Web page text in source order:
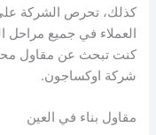
كذلك، تحرص الشركة
العملاء في جميع مراحل
كنت تبحث عن مقاول
شركة اوكساجون.
مقاول بناء في العين